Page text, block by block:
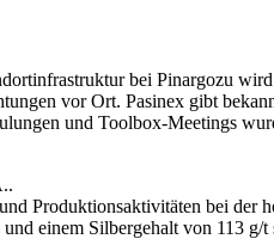
bei Pinargozu
vor Ort. Pasinex gibt
und Toolbox-Meetings
Produktionsaktivitäten bei der
einem Silbergehalt von 113